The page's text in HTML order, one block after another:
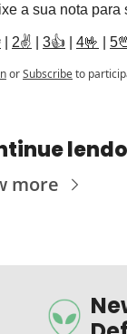
a sua nota para
2✌️ 3👍 4🤟
orSubscribeto
lendo
more